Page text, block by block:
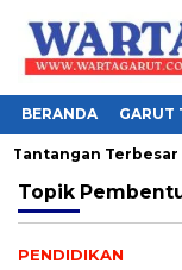
BERANDA GARUT
Terbesar
Topik
PENDIDIKAN